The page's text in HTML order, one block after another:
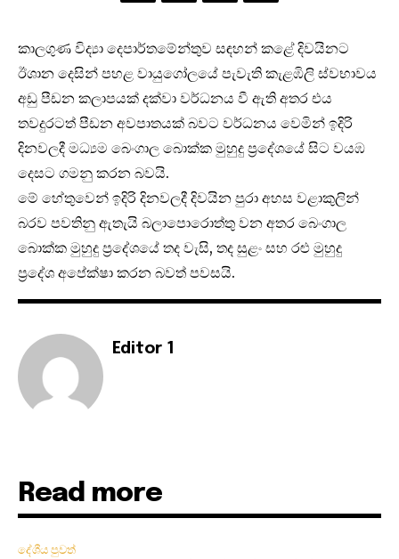
කාලගුණ විද්‍යා දෙපාර්තමේන්තුව සඳහන් කළේ දිවයිනට
ඊශාන දෙසින් පහළ වායුගෝලයේ පැවැති කැළඹිලි ස්වභාවය
අඩු පීඩන කලාපයක් දක්වා වර්ධනය වී ඇති අතර එය
තවදුරටත් පීඩන අවපාතයක් බවට වර්ධනය වෙමින් ඉදිරි
දිනවලදී මධ්‍යම බෙංගාල බොක්ක මුහුදු ප්‍රදේශයේ සිට වයඹ
දෙසට ගමනු කරන බවයි.
මේ හේතුවෙන් ඉදිරි දිනවලදී දිවයින පුරා අහස වළාකුලින්
බරව පවතිනු ඇතැයි බලාපොරොත්තු වන අතර බෙංගාල
බොක්ක මුහුදු ප්‍රදේශයේ තද වැසි, තද සුළං සහ රළු මුහුදු
ප්‍රදේශ අපේක්ෂා කරන බවත් පවසයි.
Editor 1
Read more
දේශීය පුවත්